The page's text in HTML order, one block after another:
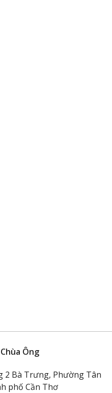
Ông
2 Bà Trưng, Phường Tân
phố Cần Thơ